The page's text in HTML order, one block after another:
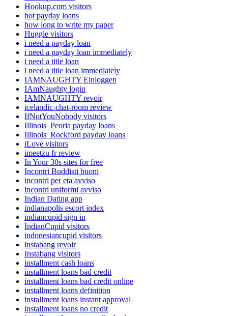
Hookup.com visitors
hot payday loans
how long to write my paper
Huggle visitors
i need a payday loan
i need a payday loan immediately
i need a title loan
i need a title loan immediately
IAMNAUGHTY Einloggen
IAmNaughty login
IAMNAUGHTY revoir
icelandic-chat-room review
IfNotYouNobody visitors
Illinois_Peoria payday loans
Illinois_Rockford payday loans
iLove visitors
imeetzu fr review
In Your 30s sites for free
Incontri Buddisti buoni
incontri per eta avviso
incontri uniformi avviso
Indian Dating app
indianapolis escort index
indiancupid sign in
IndianCupid visitors
indonesiancupid visitors
instabang revoir
Instabang visitors
installment cash loans
installment loans bad credit
installment loans bad credit online
installment loans definition
installment loans instant approval
installment loans no credit